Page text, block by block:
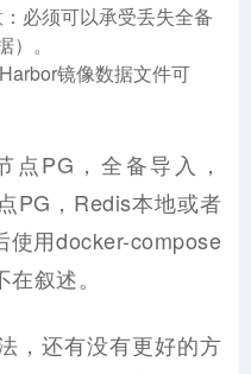
必须可以承受丢失全备
。
镜像数据文件可
点PG，全备导入，
PG，Redis本地或者
使用docker-compose
叙述。
，还有没有更好的方